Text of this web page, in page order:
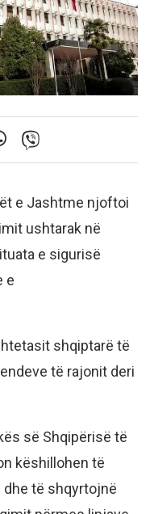
e Jashtme njoftoi
ushtarak në
e sigurisë
e
shqiptarë të
të rajonit deri
së Shqipërisë të
këshillohen të
të shqyrtojnë